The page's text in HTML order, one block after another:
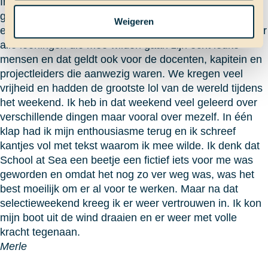
Weigeren
gewéldig. Ik was gigantisch nerveus voor het weekend
en vond het nog spannender dan bedrijven bellen, maar
alle leerlingen die mee wilden gaan zijn echt leuke
mensen en dat geldt ook voor de docenten, kapitein en
projectleiders die aanwezig waren. We kregen veel
vrijheid en hadden de grootste lol van de wereld tijdens
het weekend. Ik heb in dat weekend veel geleerd over
verschillende dingen maar vooral over mezelf. In één
klap had ik mijn enthousiasme terug en ik schreef
kantjes vol met tekst waarom ik mee wilde. Ik denk dat
School at Sea een beetje een fictief iets voor me was
geworden en omdat het nog zo ver weg was, was het
best moeilijk om er al voor te werken. Maar na dat
selectieweekend kreeg ik er weer vertrouwen in. Ik kon
mijn boot uit de wind draaien en er weer met volle
kracht tegenaan.
Merle